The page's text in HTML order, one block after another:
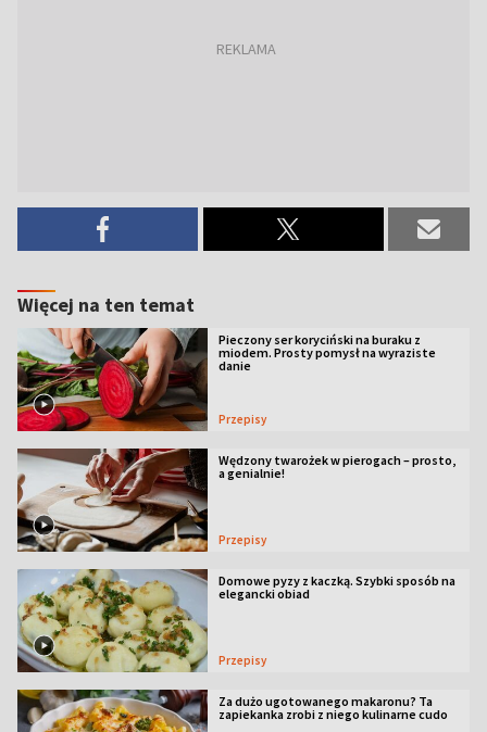
Więcej na ten temat
Pieczony ser koryciński na buraku z
miodem. Prosty pomysł na wyraziste
danie
Przepisy
Wędzony twarożek w pierogach – prosto,
a genialnie!
Przepisy
Domowe pyzy z kaczką. Szybki sposób na
elegancki obiad
Przepisy
Za dużo ugotowanego makaronu? Ta
zapiekanka zrobi z niego kulinarne cudo